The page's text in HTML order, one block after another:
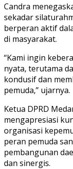
Candra
sekadar
berperan aktif
di masyarakat.
“Kami ingin
nyata, terutama
kondusif dan
pemuda,” ujarnya.
Ketua DPRD
mengapresiasi
organisasi
peran pemuda
pembangunan
dan sinergis.